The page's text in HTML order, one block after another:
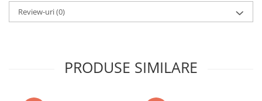
Review-uri(0)
PRODUSE SIMILARE